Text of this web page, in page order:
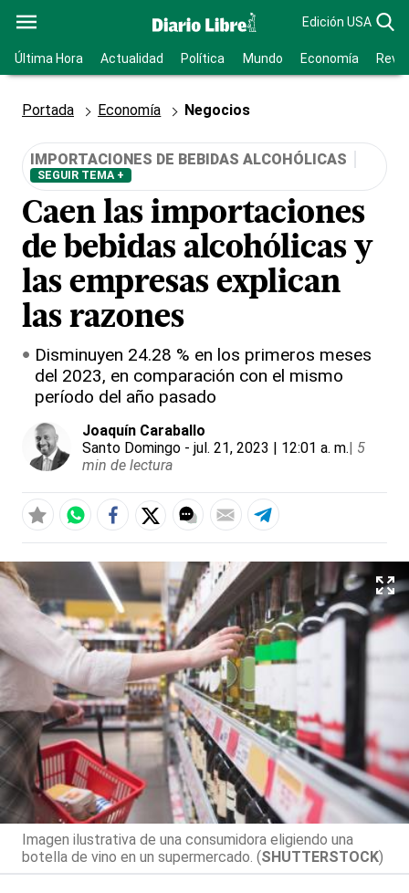
Edición USA
Última Hora Actualidad Política Mundo Economía
Portada Economía Negocios
IMPORTACIONES DE BEBIDAS ALCOHÓLICAS
SEGUIR TEMA +
Caen las importaciones
de bebidas alcohólicas y
las empresas explican
las razones
Disminuyen 24.28 % en los primeros meses
del 2023, en comparación con el mismo
período del año pasado
Joaquín Caraballo
Santo Domingo - jul. 21, 2023 | 12:01 a. m.| 5
min de lectura
Imagen ilustrativa de una consumidora eligiendo una
botella de vino en un supermercado. (SHUTTERSTOCK)